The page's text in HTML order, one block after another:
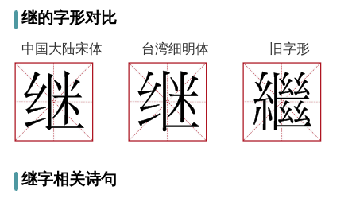
继的字形对比
中国大陆宋体 台湾细明体 旧字形
继字相关诗句